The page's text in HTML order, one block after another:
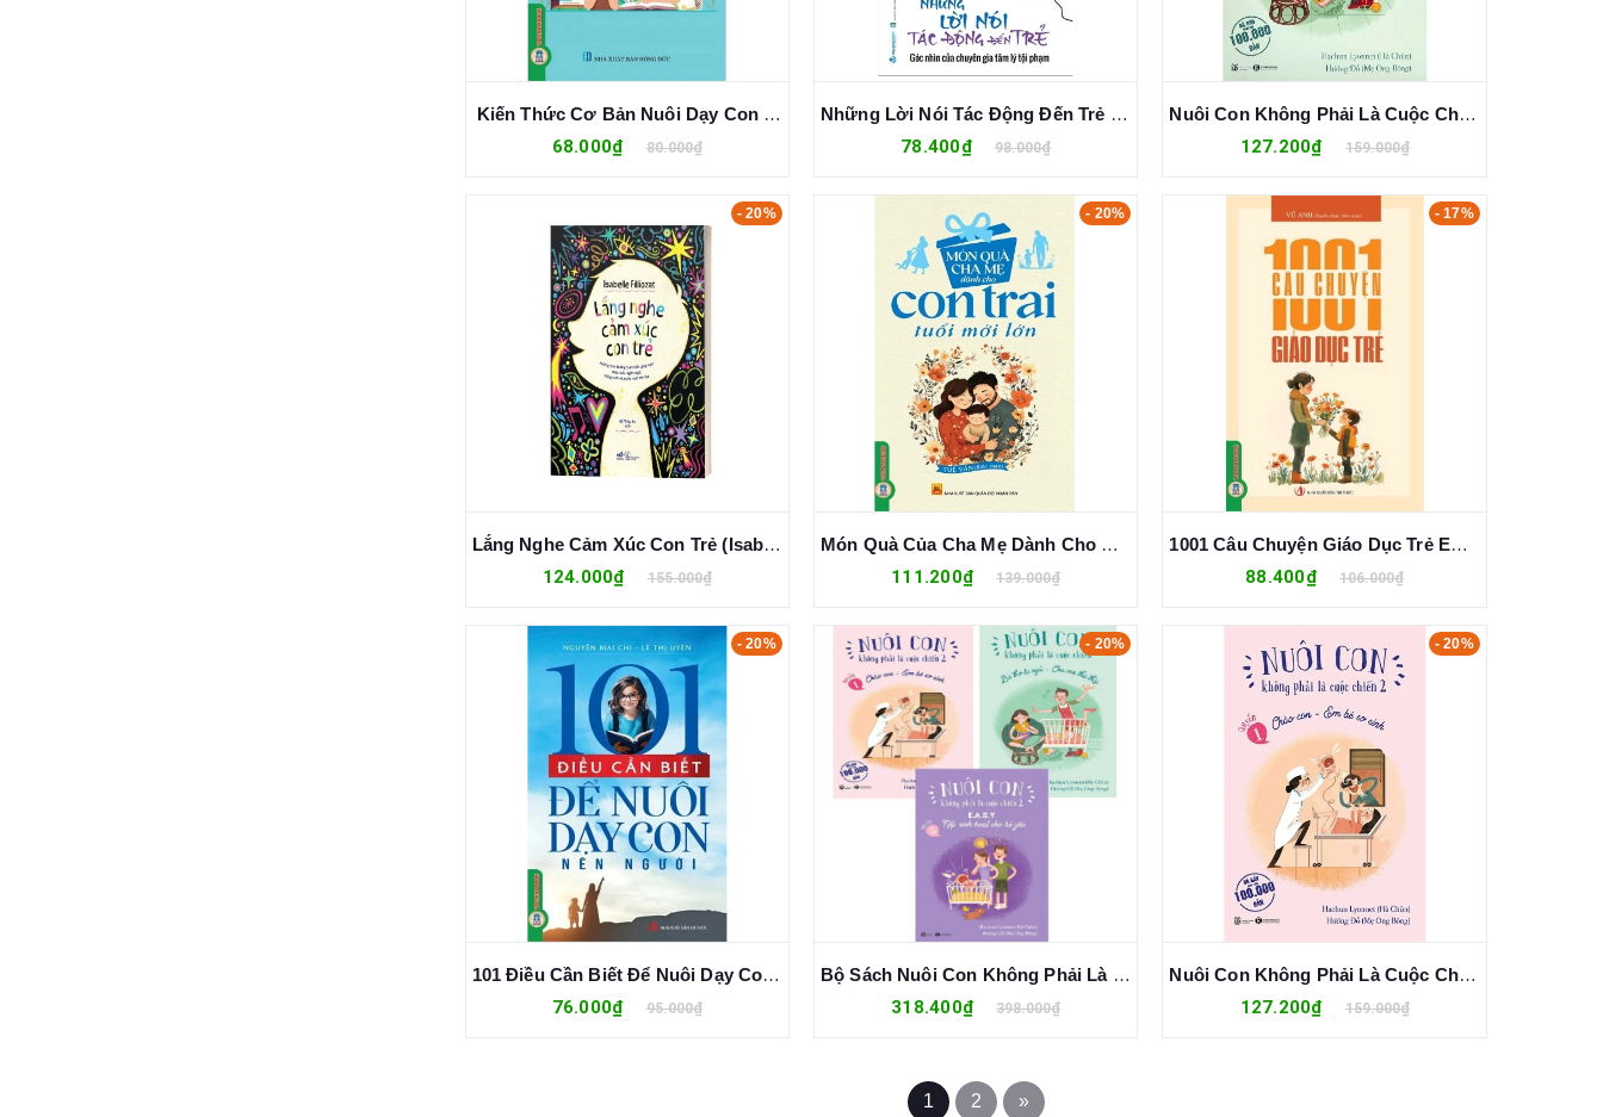
Kiến Thức Cơ Bản Nuôi Dạy Con - Lỹ Vĩ Vĩ (chủ biên)
68.000₫ 80.000₫
Những Lời Nói Tác Động Đến Trẻ (Yasuyuki Deguchi)
78.400₫ 98.000₫
Nuôi Con Không Phải Là Cuộc Chiến 2 (Quyển 3) Bé Thơ Tự Ngủ, Cha Mẹ Thư Thái (Hachun Lyonnet, Hương Đỗ)
127.200₫ 159.000₫
- 20%
Lắng Nghe Cảm Xúc Con Trẻ (Isabelle Filliozat)
124.000₫ 155.000₫
- 20%
Món Quà Của Cha Mẹ Dành Cho Con Trai Tuổi Mới Lớn - Tuệ Văn
111.200₫ 139.000₫
- 17%
1001 Câu Chuyện Giáo Dục Trẻ Em - Vũ Anh
88.400₫ 106.000₫
- 20%
101 Điều Cần Biết Để Nuôi Dạy Con Nên Người (Nguyễn Mai Chi, Lê Thị Uyên)
76.000₫ 95.000₫
- 20%
Bộ Sách Nuôi Con Không Phải Là Cuộc Chiến (Bộ 3 Cuốn)
318.400₫ 398.000₫
- 20%
Nuôi Con Không Phải Là Cuộc Chiến 2 (Quyển 1) Chào Con - Em Bé Sơ Sinh
127.200₫ 159.000₫
1 2 »